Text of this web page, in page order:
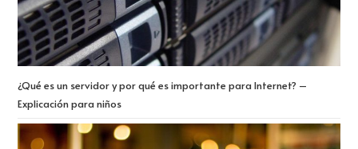
¿Qué es un servidor y por qué es importante para Internet? –
Explicación para niños